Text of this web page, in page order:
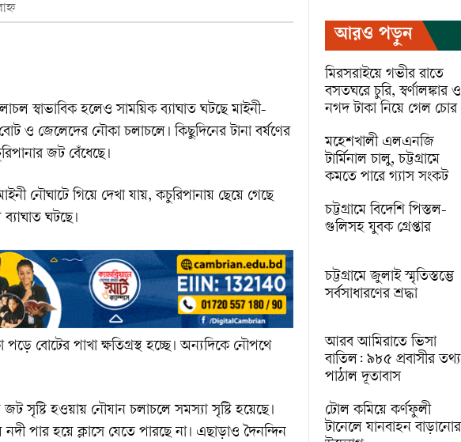
স্বাভাবিক হলেও সাময়িক ব্যাঘাত ঘটছে মাইনী-
ও জেলেদের নৌকা চলাচলে। কিছুদিনের টানা বর্ষণের
জট বেঁধেছে।
নৌঘাটে গিয়ে দেখা যায়, কচুরিপানায় ছেয়ে গেছে
ঘটছে।
বোটের পাখা ক্ষতিগ্রস্থ হচ্ছে। অন্যদিকে নৌপথে
সৃষ্টি হওয়ায় নৌযান চলাচলে সমস্যা সৃষ্টি হয়েছে।
পার হয়ে ক্লাসে যেতে পারছে না। এছাড়াও দৈনন্দিন
আরও পড়ুন
মিরসরাইয়ে গভীর রাতে
বসতঘরে চুরি, স্বর্ণালঙ্কার ও
নগদ টাকা নিয়ে গেল চোর
মহেশখালী এলএনজি
টার্মিনাল চালু, চট্টগ্রামে
কমতে পারে গ্যাস সংকট
চট্টগ্রামে বিদেশি পিস্তল-
গুলিসহ যুবক গ্রেপ্তার
চট্টগ্রামে জুলাই স্মৃতিস্তম্ভে
সর্বসাধারণের শ্রদ্ধা
আরব আমিরাতে ভিসা
বাতিল: ৯৮৫ প্রবাসীর তথ্য
পাঠাল দূতাবাস
টোল কমিয়ে কর্ণফুলী
টানেলে যানবাহন বাড়ানোর